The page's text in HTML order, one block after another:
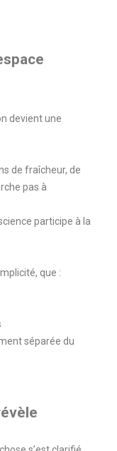
devient une
de fraîcheur, de
pas à
participe à la
que :
séparée du